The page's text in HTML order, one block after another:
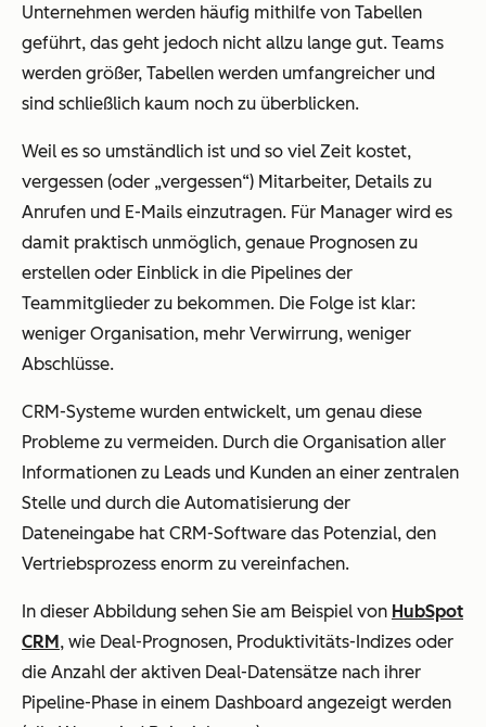
Unternehmen werden häufig mithilfe von Tabellen
geführt, das geht jedoch nicht allzu lange gut. Teams
werden größer, Tabellen werden umfangreicher und
sind schließlich kaum noch zu überblicken.
Weil es so umständlich ist und so viel Zeit kostet,
vergessen (oder „vergessen“) Mitarbeiter, Details zu
Anrufen und E-Mails einzutragen. Für Manager wird es
damit praktisch unmöglich, genaue Prognosen zu
erstellen oder Einblick in die Pipelines der
Teammitglieder zu bekommen. Die Folge ist klar:
weniger Organisation, mehr Verwirrung, weniger
Abschlüsse.
CRM-Systeme wurden entwickelt, um genau diese
Probleme zu vermeiden. Durch die Organisation aller
Informationen zu Leads und Kunden an einer zentralen
Stelle und durch die Automatisierung der
Dateneingabe hat CRM-Software das Potenzial, den
Vertriebsprozess enorm zu vereinfachen.
In dieser Abbildung sehen Sie am Beispiel von HubSpot
CRM, wie Deal-Prognosen, Produktivitäts-Indizes oder
die Anzahl der aktiven Deal-Datensätze nach ihrer
Pipeline-Phase in einem Dashboard angezeigt werden